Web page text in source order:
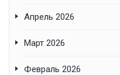
Апрель 2026
Март 2026
Февраль 2026